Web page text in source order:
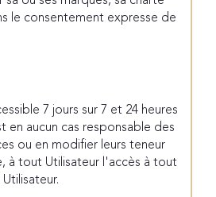
le consentement expresse de
7 jours sur 7 et 24 heures
aucun cas responsable des
ou en modifier leurs teneur
à tout Utilisateur l'accès à tout